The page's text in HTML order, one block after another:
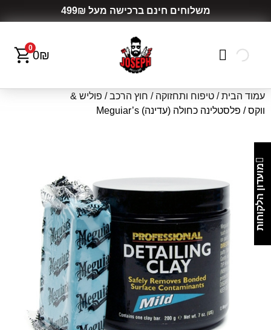
משלוחים חינם ברכישה מעל 499₪
0
0₪
מועדון הלקוחות
עמוד הבית/ טיפוח ותחזוקה / חוץ הרכב/ פוליש &
ווקס/ פלסטלינה כחולה (עדינה) Meguiar’s